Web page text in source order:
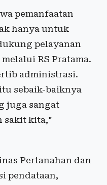
pemanfaatan
hanya untuk
pelayanan
RS Pratama.
administrasi.
sebaik-baiknya
juga sangat
sakit kita,"
Pertanahan dan
pendataan,